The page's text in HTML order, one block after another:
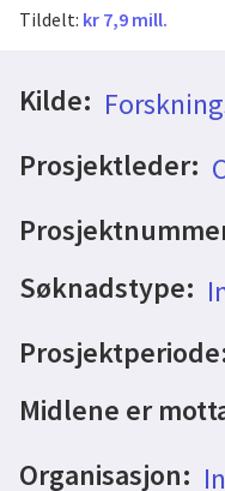
Tildelt: kr 7,9 mill.
Kilde:
Prosjektleder:
Søknadstype:
Midlene er
Organisasjon: